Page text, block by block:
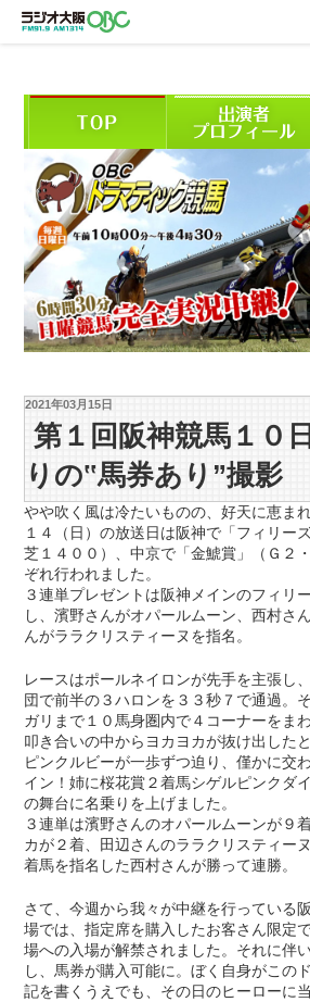
2021年03月15日
第１回阪神競馬１
りの‟馬券あり”撮影
やや吹く風は冷たいものの、好天に恵ま
１４（日）の放送日は阪神で「フィリー
芝１４００）、中京で「金鯱賞」（Ｇ２
ぞれ行われました。
３連単プレゼントは阪神メインのフィリ
し、濱野さんがオパールムーン、西村さ
んがララクリスティーヌを指名。
レースはポールネイロンが先手を主張し
団で前半の３ハロンを３３秒７で通過。
ガリまで１０馬身圏内で４コーナーをま
叩き合いの中からヨカヨカが抜け出した
ピンクルビーが一歩ずつ迫り、僅かに交
イン！姉に桜花賞２着馬シゲルピンクダ
の舞台に名乗りを上げました。
３連単は濱野さんのオパールムーンが９
カが２着、田辺さんのララクリスティー
着馬を指名した西村さんが勝って連勝。
さて、今週から我々が中継を行っている
場では、指定席を購入したお客さん限定
場への入場が解禁されました。それに伴
し、馬券が購入可能に。ぼく自身がこの
記を書くうえでも、その日のヒーローに